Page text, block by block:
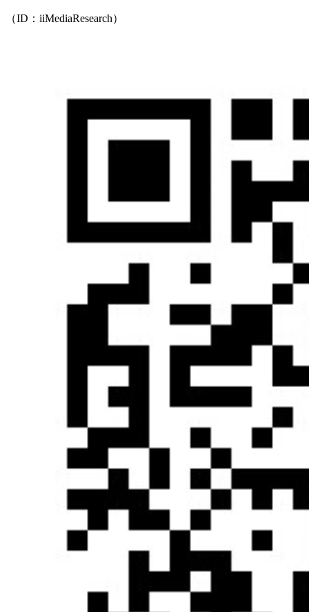
（ID：iiMediaResearch）